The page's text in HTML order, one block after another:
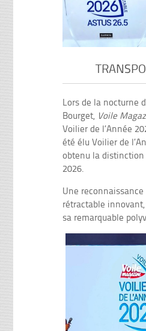
Lors de la nocturne
Bourget, Voile
Voilier de l’Année
été élu Voilier de
obtenu la distinction
2026.
Une
rétractable
sa remarquable